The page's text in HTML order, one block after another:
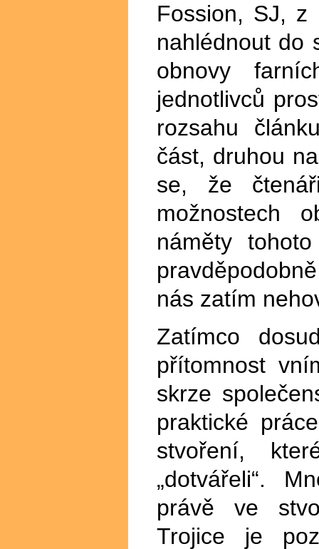
Fossion, SJ, z
nahlédnout do
obnovy
jednotlivců
rozsahu
část, druhou
se, že
možnostech
náměty
nás zatím
Zatímco
přítomnost
skrze
praktické
stvoření,
„dotvářeli“.
právě ve
Trojice je